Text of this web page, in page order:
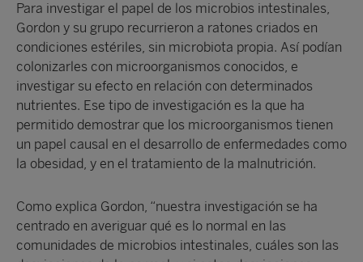
Para investigar el papel de los microbios intestinales,
Gordon y su grupo recurrieron a ratones criados en
condiciones estériles, sin microbiota propia. Así podían
colonizarles con microorganismos conocidos, e
investigar su efecto en relación con determinados
nutrientes. Ese tipo de investigación es la que ha
permitido demostrar que los microorganismos tienen
un papel causal en el desarrollo de enfermedades como
la obesidad, y en el tratamiento de la malnutrición.
Como explica Gordon, “nuestra investigación se ha
centrado en averiguar qué es lo normal en las
comunidades de microbios intestinales, cuáles son las